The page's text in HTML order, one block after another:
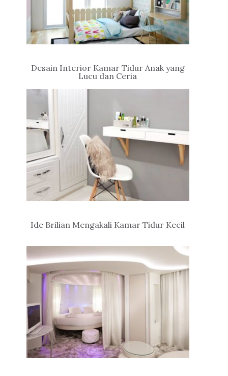
Desain Interior Kamar Tidur Anak yang
Lucu dan Ceria
Ide Brilian Mengakali Kamar Tidur Kecil